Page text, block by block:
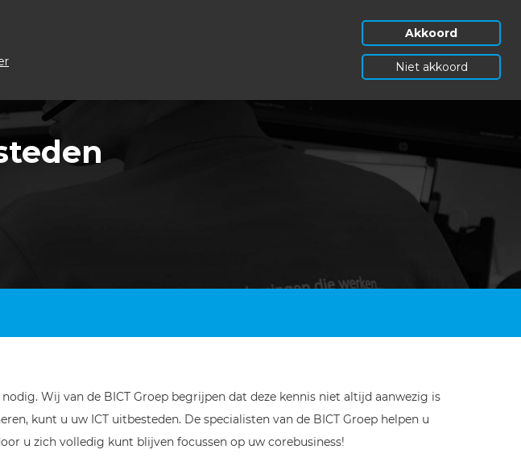
Akkoord
Niet akkoord
Wij van de BICT Groep begrijpen dat deze kennis niet altijd aanwezig is
kunt u uw ICT uitbesteden. De specialisten van de BICT Groep helpen u
u zich volledig kunt blijven focussen op uw corebusiness!